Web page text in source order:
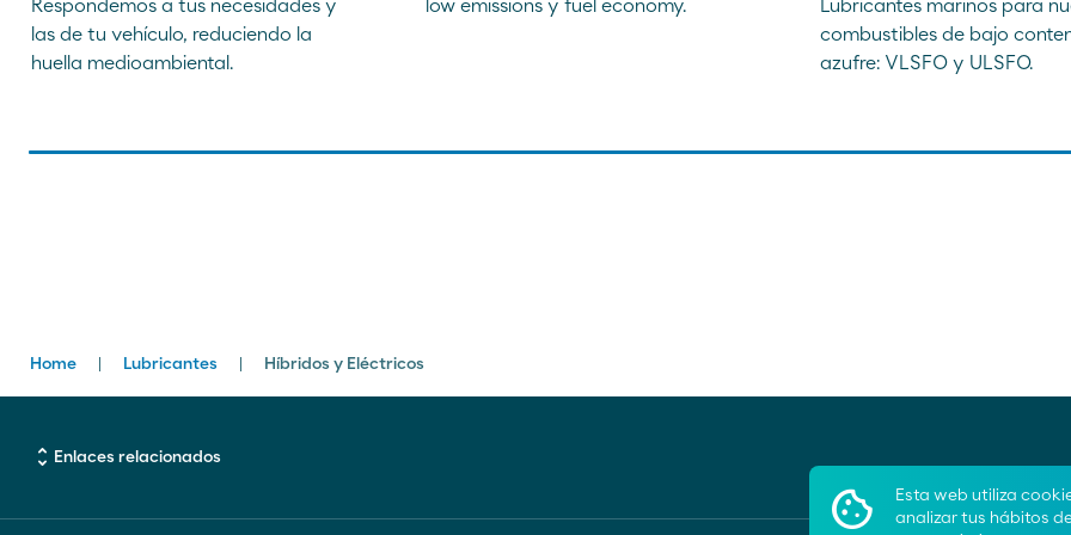
Esta web utiliza
analizar tus hábitos
Respondemos a tus necesidades y
las de tu vehículo, reduciendo la
huella medioambiental.
low emissions y fuel economy.
Lubricantes marinos para
combustibles de bajo
azufre: VLSFO y ULSFO.
Breadcrumbs
Home Lubricantes Híbridos y Eléctricos
unfold_more Enlaces relacionados
Ayuda